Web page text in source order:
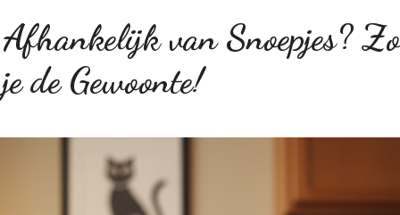
van Snoepjes? Zo
de Gewoonte!